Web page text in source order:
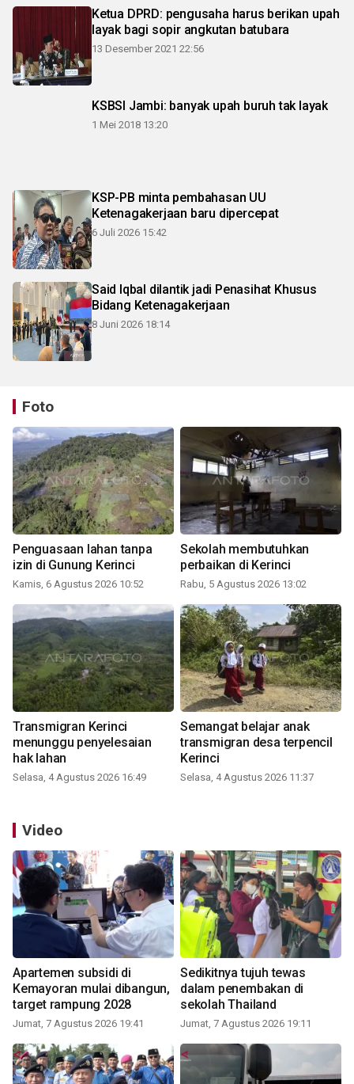
Ketua DPRD: pengusaha harus berikan upah
layak bagi sopir angkutan batubara
13 Desember 2021 22:56
KSBSI Jambi: banyak upah buruh tak layak
1 Mei 2018 13:20
KSP-PB minta pembahasan UU
Ketenagakerjaan baru dipercepat
6 Juli 2026 15:42
Said Iqbal dilantik jadi Penasihat Khusus
Bidang Ketenagakerjaan
8 Juni 2026 18:14
Foto
Penguasaan lahan tanpa
izin di Gunung Kerinci
Kamis, 6 Agustus 2026 10:52
Sekolah membutuhkan
perbaikan di Kerinci
Rabu, 5 Agustus 2026 13:02
Transmigran Kerinci
menunggu penyelesaian
hak lahan
Selasa, 4 Agustus 2026 16:49
Semangat belajar anak
transmigran desa terpencil
Kerinci
Selasa, 4 Agustus 2026 11:37
Video
Apartemen subsidi di
Kemayoran mulai dibangun,
target rampung 2028
Jumat, 7 Agustus 2026 19:41
Sedikitnya tujuh tewas
dalam penembakan di
sekolah Thailand
Jumat, 7 Agustus 2026 19:11